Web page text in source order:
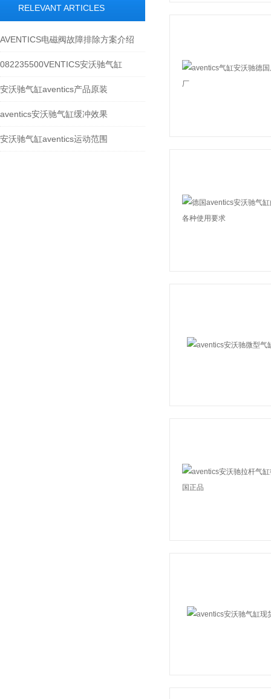
RELEVANT ARTICLES
AVENTICS电磁阀故障排除方案介绍
082235500VENTICS安沃驰气缸
安沃驰气缸aventics产品原装
aventics安沃驰气缸缓冲效果
安沃驰气缸aventics运动范围